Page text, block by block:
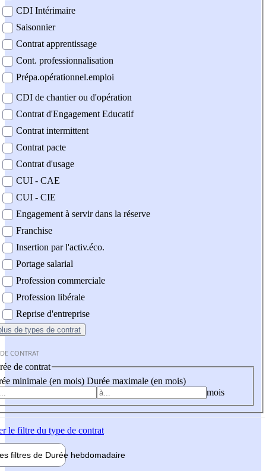
CDI Intérimaire
Saisonnier
Contrat apprentissage
Cont. professionnalisation
Prépa.opérationnel.emploi
CDI de chantier ou d'opération
Contrat d'Engagement Educatif
Contrat intermittent
Contrat pacte
Contrat d'usage
CUI - CAE
CUI - CIE
Engagement à servir dans la réserve
Franchise
Insertion par l'activ.éco.
Portage salarial
Profession commerciale
Profession libérale
Reprise d'entreprise
de types de contrat
CONTRAT
de contrat
minimale (en mois) Durée maximale (en mois)
mois
le filtre du type de contrat
filtres de Durée hebdomadaire